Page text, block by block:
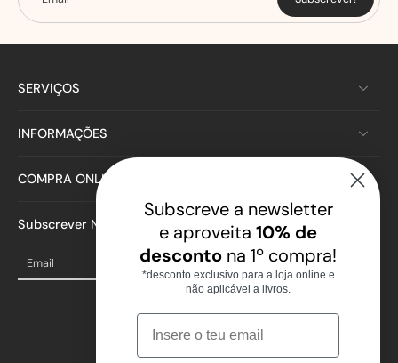
SERVIÇOS
INFORMAÇÕES
COMPRA ONLINE
Subscrever Newsletter
Email
Subscreve a newsletter
e aproveita 10% de
desconto na 1º compra!
*desconto exclusivo para a loja online e
não aplicável a livros.
Email